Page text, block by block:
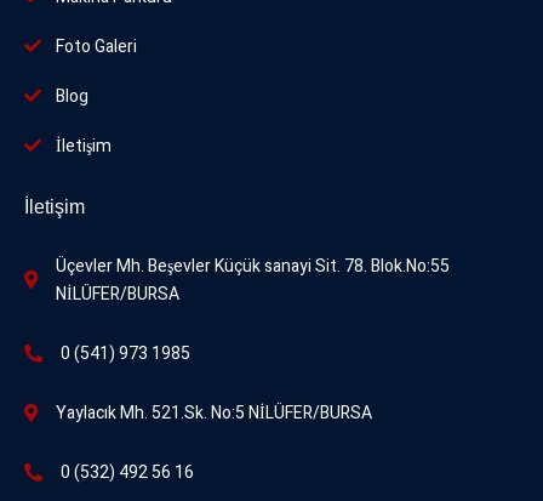
FotoGaleri
Blog
İletişim
İletişim
Üçevler Mh. Beşevler Küçük sanayi Sit. 78. Blok.No:55
NİLÜFER/BURSA
0 (541) 973 1985
Yaylacık Mh. 521.Sk. No:5 NİLÜFER/BURSA
0 (532) 492 56 16